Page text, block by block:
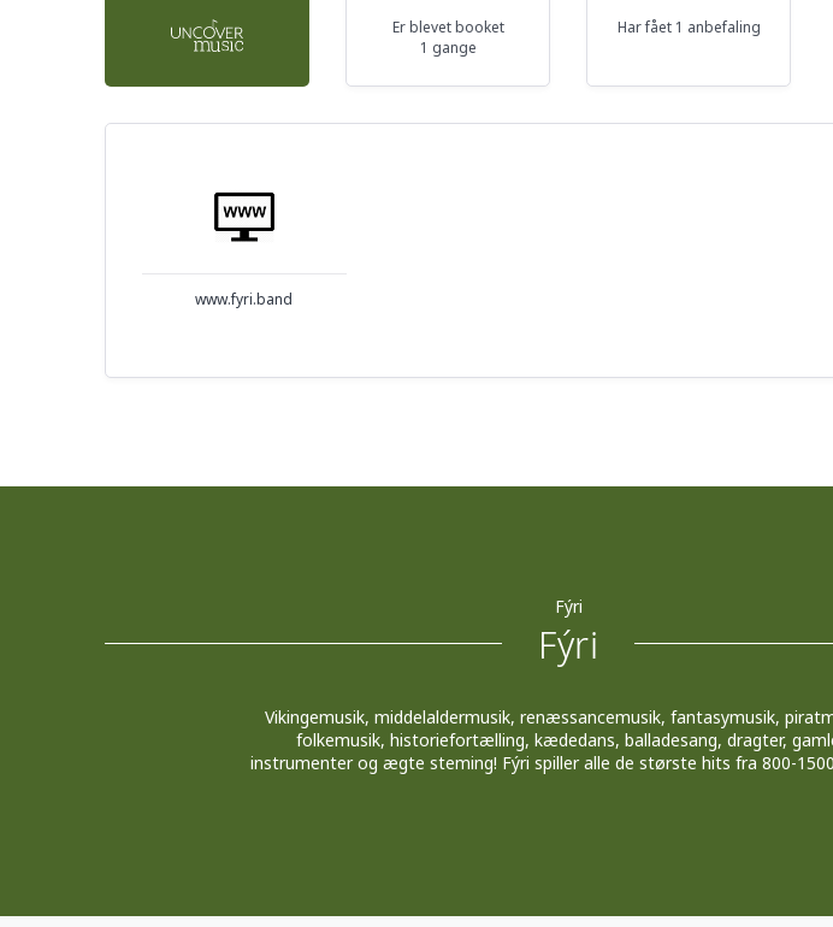
Er blevet booket
1 gange
Har fået 1 anbefaling
www.fyri.band
Fýri
Fýri
Vikingemusik, middelaldermusik, renæssancemusik, fantasymusik,
folkemusik, historiefortælling, kædedans, balladesang, dragter,
instrumenter og ægte steming! Fýri spiller alle de største hits fra 800-